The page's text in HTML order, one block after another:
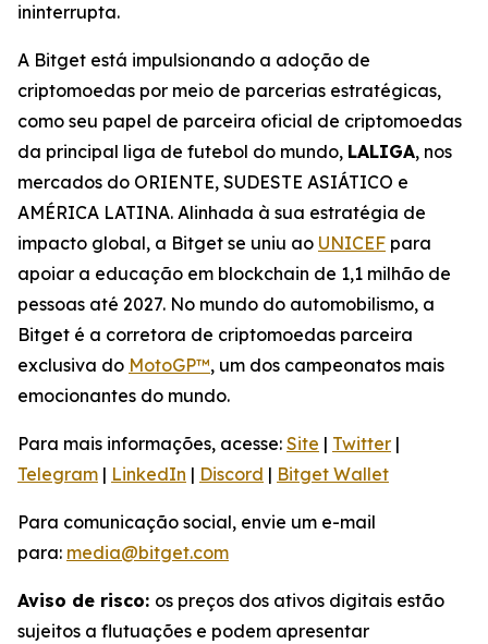
ininterrupta.
A Bitget está impulsionando a adoção de
criptomoedas por meio de parcerias estratégicas,
como seu papel de parceira oficial de criptomoedas
da principal liga de futebol do mundo, LALIGA, nos
mercados do ORIENTE, SUDESTE ASIÁTICO e
AMÉRICA LATINA. Alinhada à sua estratégia de
impacto global, a Bitget se uniu ao UNICEF para
apoiar a educação em blockchain de 1,1 milhão de
pessoas até 2027. No mundo do automobilismo, a
Bitget é a corretora de criptomoedas parceira
exclusiva do MotoGP™, um dos campeonatos mais
emocionantes do mundo.
Para mais informações, acesse: Site | Twitter |
Telegram | LinkedIn | Discord | Bitget Wallet
Para comunicação social, envie um e-mail
para: media@bitget.com
Aviso de risco: os preços dos ativos digitais estão
sujeitos a flutuações e podem apresentar